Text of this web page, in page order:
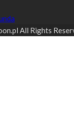
All Rights